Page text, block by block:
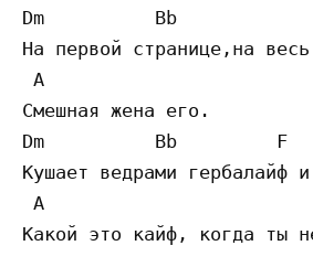
Dm          Bb
На первой странице,на
A
Смешная жена его.
Dm          Bb         F
Кушает ведрами гербалайф
A
Какой это кайф, когда ты